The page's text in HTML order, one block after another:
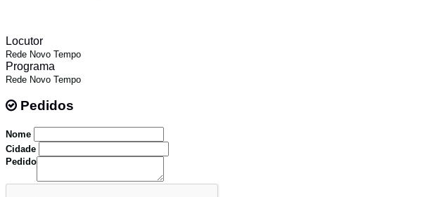
Locutor
Rede Novo Tempo
Programa
Rede Novo Tempo
Pedidos
Nome
Cidade
Pedido